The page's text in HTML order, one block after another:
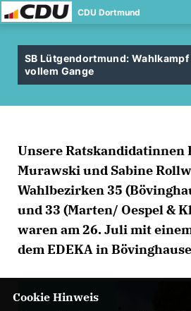
CDU Dortmund
SB Lütgendortmund: Wahlkampf
vollem Gange
Unsere Ratskandidatinnen
Murawski und Sabine
Wahlbezirken 35
und 33 (Marten/ Oespel &
waren am 26. Juli mit
dem EDEKA in
Cookie Hinweis